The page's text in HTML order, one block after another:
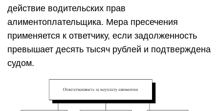
действие водительских прав
алиментоплательщика. Мера пресечения
применяется к ответчику, если задолженность
превышает десять тысяч рублей и подтверждена
судом.